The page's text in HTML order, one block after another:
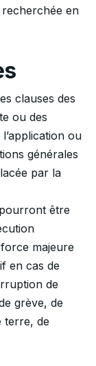
en
clauses des
ou des
ou
générales
par la
être
majeure
en cas de
de
grève, de
terre, de